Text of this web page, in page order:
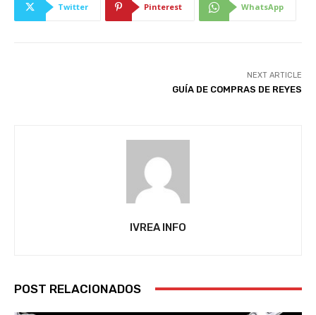
Twitter Pinterest WhatsApp
NEXT ARTICLE
GUÍA DE COMPRAS DE REYES
IVREA INFO
POST RELACIONADOS